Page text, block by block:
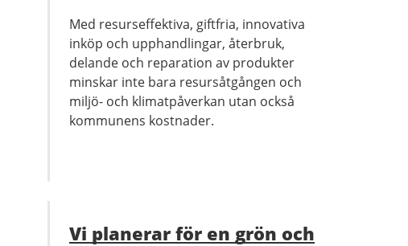
Med resurseffektiva, giftfria, innovativa
inköp och upphandlingar, återbruk,
delande och reparation av produkter
minskar inte bara resursåtgången och
miljö- och klimatpåverkan utan också
kommunens kostnader.
Vi planerar för en grön och